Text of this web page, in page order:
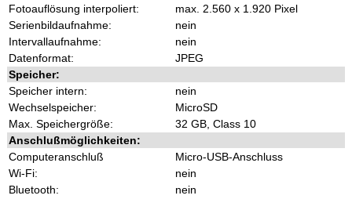
Fotoauflösung interpoliert:
max. 2.560 x 1.920 Pixel
Serienbildaufnahme:
nein
Intervallaufnahme:
nein
Datenformat:
JPEG
Speicher:
Speicher intern:
nein
Wechselspeicher:
MicroSD
Max. Speichergröße:
32 GB, Class 10
Anschlußmöglichkeiten:
Computeranschluß
Micro-USB-Anschluss
Wi-Fi:
nein
Bluetooth:
nein